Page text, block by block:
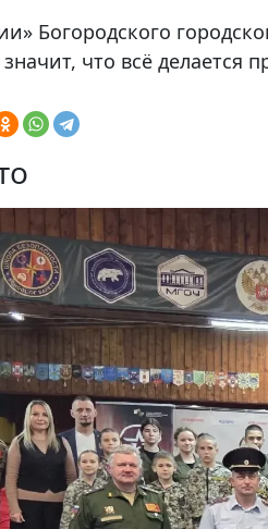
Богородского
что всё делается